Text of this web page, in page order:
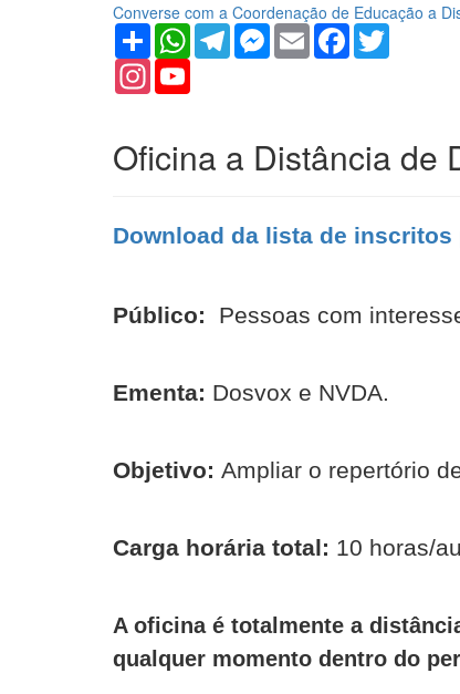
Converse com a Coordenação de Educação a
Share WhatsAppTelegramMessenger
Email Facebook
Instagram
Oficina a Distância de
Download da lista de
Público: Pessoas com
Ementa: Dosvox e NVDA.
Objetivo: Ampliar o repertório
Carga horária total: 10 horas/
A oficina é totalmente a
qualquer momento dentro do